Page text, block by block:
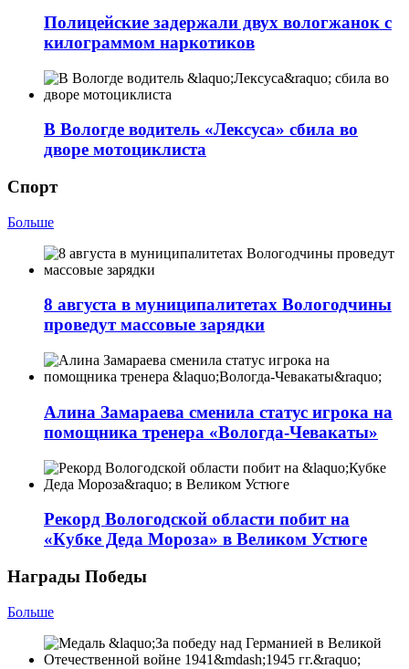
Полицейские задержали двух вологжанок с
килограммом наркотиков
В Вологде водитель «Лексуса» сбила во
дворе мотоциклиста
Спорт
Больше
8 августа в муниципалитетах Вологодчины
проведут массовые зарядки
Алина Замараева сменила статус игрока на
помощника тренера «Вологда-Чевакаты»
Рекорд Вологодской области побит на
«Кубке Деда Мороза» в Великом Устюге
Награды Победы
Больше